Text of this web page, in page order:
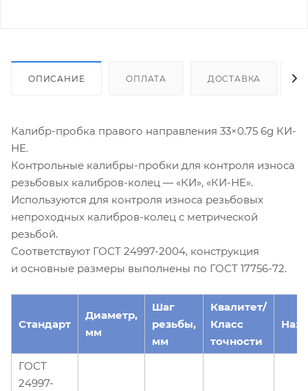
ОПИСАНИЕ ОПЛАТА ДОСТАВКА
Калибр-пробка правого направления 33×0.75 6g КИ-
НЕ.
Контрольные калибры-пробки для контроля износа
резьбовых калибров-колец — «КИ», «КИ-НЕ».
Используются для контроля износа резьбовых
непроходных калибров-колец с метрической
резьбой.
Соответствуют ГОСТ 24997-2004, конструкция
и основные размеры выполнены по ГОСТ 17756-72.
Стандарт
Диаметр,
мм
Шаг
резьбы,
мм
Квалитет/
Класс
точности
ГОСТ
24997-